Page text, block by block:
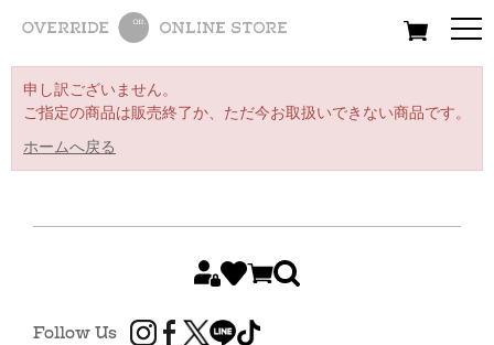
All Women Men
申し訳ございません。
ご指定の商品は販売終了か、ただ今お取扱いできない商品です。
ホームへ戻る
Follow Us